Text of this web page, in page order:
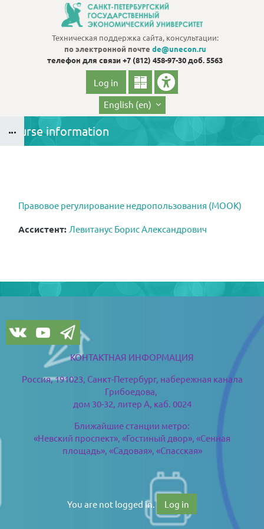
Skip to main content
Техническая поддержка сайта, консультации:
по электронной почте de@unecon.ru
телефон для связи+7 (812) 458-97-30 доб. 5563
Log in
English ‎(en)‎
Course information
Правовое регулирование недропользования (МООК)
Ассистент: Левитанус Борис Александрович
Blocks
КОНТАКТНАЯ ИНФОРМАЦИЯ
Россия, 191023, Санкт-Петербург, набережная канала
Грибоедова,
дом 30-32, литер А, каб. 0024
Ближайшие станции метро:
«Невский проспект», «Гостиный двор», «Сенная
площадь», «Садовая», «Спасская»
You are not logged in. Log in